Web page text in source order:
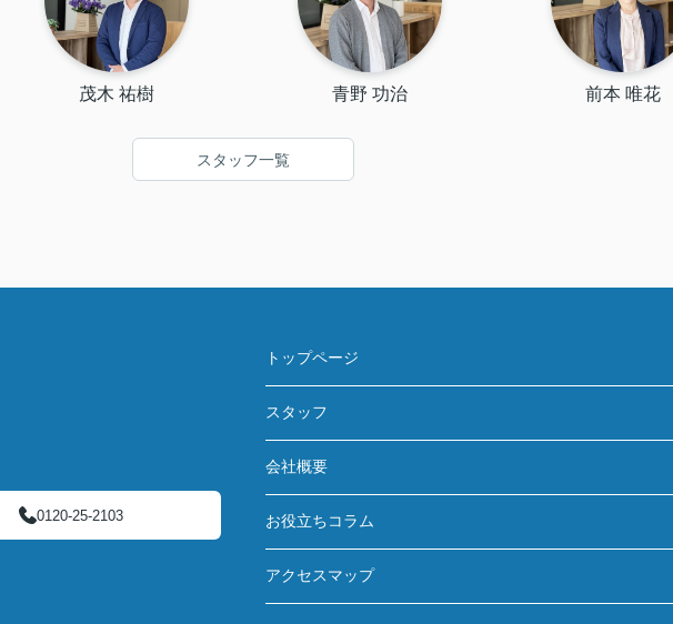
茂木 祐樹 青野 功治 前本 唯花
スタッフ一覧
0120-25-2103
トップページ
スタッフ
会社概要
お役立ちコラム
アクセスマップ